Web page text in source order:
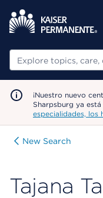
Buscar
¡Nuestro nuevo
Sharpsburg ya
especialidades, los
New Search
Tajana